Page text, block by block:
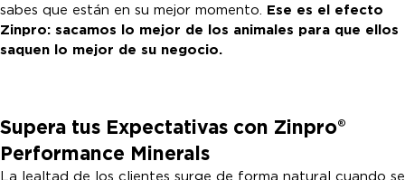
sabes que están en su mejor momento. Ese es el efecto
Zinpro: sacamos lo mejor de los animales para que ellos
saquen lo mejor de su negocio.
Supera tus Expectativas con Zinpro®
Performance Minerals
La lealtad de los clientes surge de forma natural cuando se